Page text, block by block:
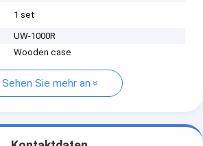
1 set
UW-1000R
Wooden case
Sehen Sie mehr an